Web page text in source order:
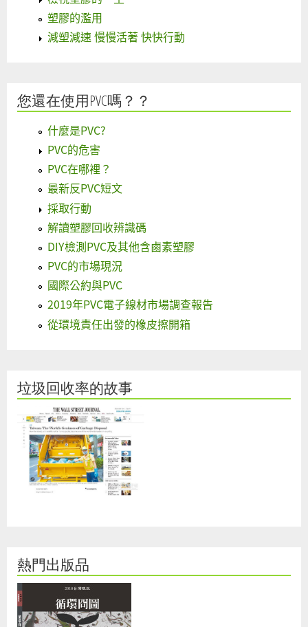
塑膠的濫用
減塑減速 慢慢活著 快快行動
您還在使用PVC嗎？？
什麼是PVC?
PVC的危害
PVC在哪裡？
最新反PVC短文
採取行動
解讀塑膠回收辨識碼
DIY檢測PVC及其他含鹵素塑膠
PVC的市場現況
國際公約與PVC
2019年PVC電子線材市場調查報告
從環境責任出發的橡皮擦開箱
垃圾回收率的故事
熱門出版品